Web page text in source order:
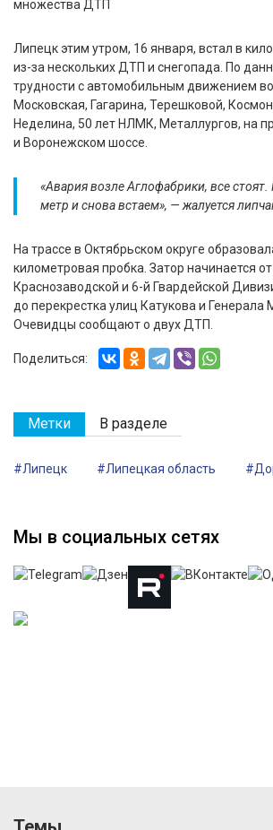
Липецк этим утром, 16 января, встал в
из-за нескольких ДТП и снегопада. По
трудности с автомобильным движением
Московская, Гагарина, Терешковой,
Неделина, 50 лет НЛМК, Металлургов, на
и Воронежском шоссе.
«Авария возле Аглофабрики, все
метр и снова встаем», — жалуется
На трассе в Октябрьском округе
километровая пробка. Затор начинается
Краснозаводской и 6-й Гвардейской
до перекрестка улиц Катукова и Генерала
Очевидцы сообщают о двух ДТП.
Поделиться:
Метки В разделе
#Липецк #Липецкая область
Мы в социальных сетях